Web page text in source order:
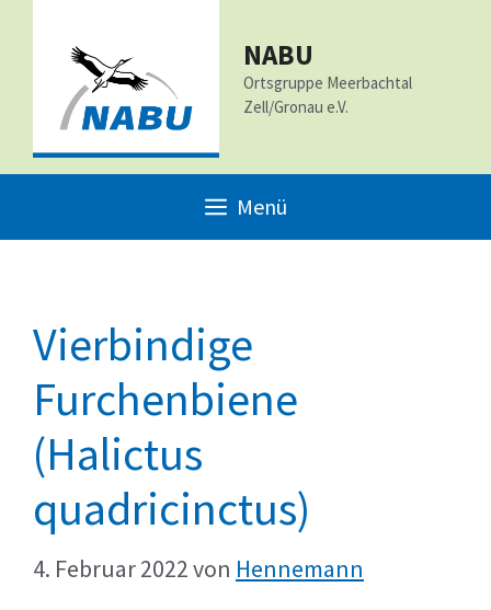
springen
NABU
Ortsgruppe Meerbachtal
Zell/Gronau e.V.
Menü
Vierbindige
Furchenbiene
(Halictus
quadricinctus)
4. Februar 2022von Hennemann